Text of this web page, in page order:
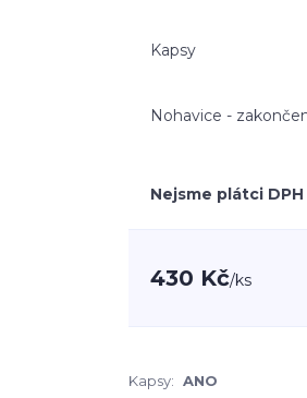
Kapsy
Nohavice -
Nejsme plátci DPH
430 Kč/ks
Kapsy: ANO